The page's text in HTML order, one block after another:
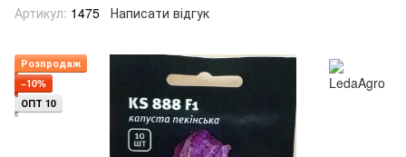
Артикул: 1475 Написати відгук
Розпродаж
−10%
ОПТ 10